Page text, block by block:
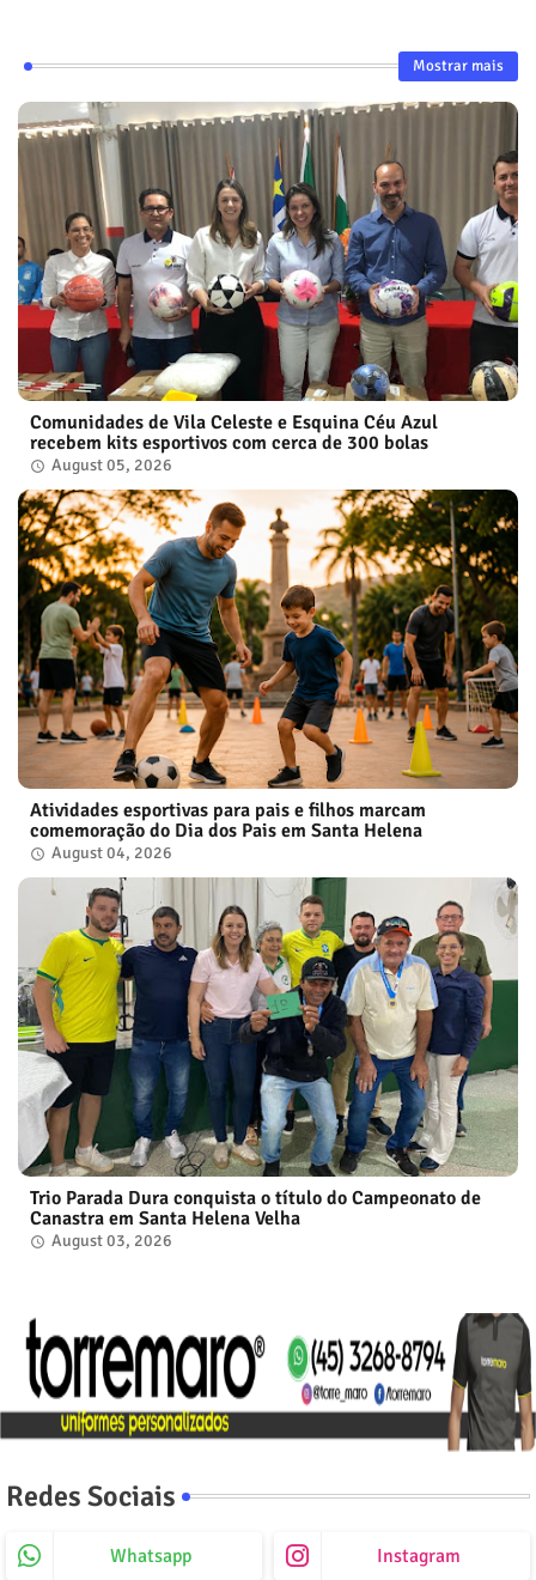
Mostrar mais
Comunidades de Vila Celeste e Esquina Céu Azul
recebem kits esportivos com cerca de 300 bolas
August 05, 2026
Atividades esportivas para pais e filhos marcam
comemoração do Dia dos Pais em Santa Helena
August 04, 2026
Trio Parada Dura conquista o título do Campeonato de
Canastra em Santa Helena Velha
August 03, 2026
Redes Sociais
Whatsapp Instagram